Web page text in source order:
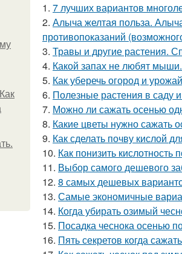
1. 7 лучших вариантов
2. Алыча желтая польза.
противопоказаний
3. Травы и другие растения.
4. Какой запах не любят
5. Как уберечь огород и
6. Полезные растения в саду
7. Можно ли сажать осенью
8. Какие цветы нужно сажать
9. Как сделать почву кислой
10. Как понизить
11. Выбор самого дешевого
12. 8 самых дешевых
13. Самые экономичные
14. Когда убирать озимый
15. Посадка чеснока осенью
16. Пять секретов когда